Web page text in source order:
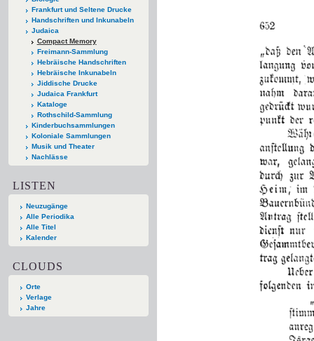
Frankfurt und Seltene Drucke
Handschriften und Inkunabeln
Judaica
Compact Memory
Freimann-Sammlung
Hebräische Handschriften
Hebräische Inkunabeln
Jiddische Drucke
Judaica Frankfurt
Kataloge
Rothschild-Sammlung
Kinderbuchsammlungen
Koloniale Sammlungen
Musik und Theater
Nachlässe
LISTEN
Neuzugänge
Alle Periodika
Alle Titel
Kalender
CLOUDS
Orte
Verlage
Jahre